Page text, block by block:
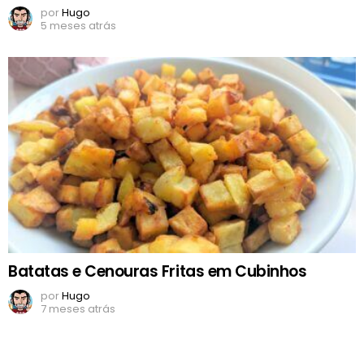
porHugo
5 meses atrás
Batatas e Cenouras Fritas em Cubinhos
porHugo
7 meses atrás